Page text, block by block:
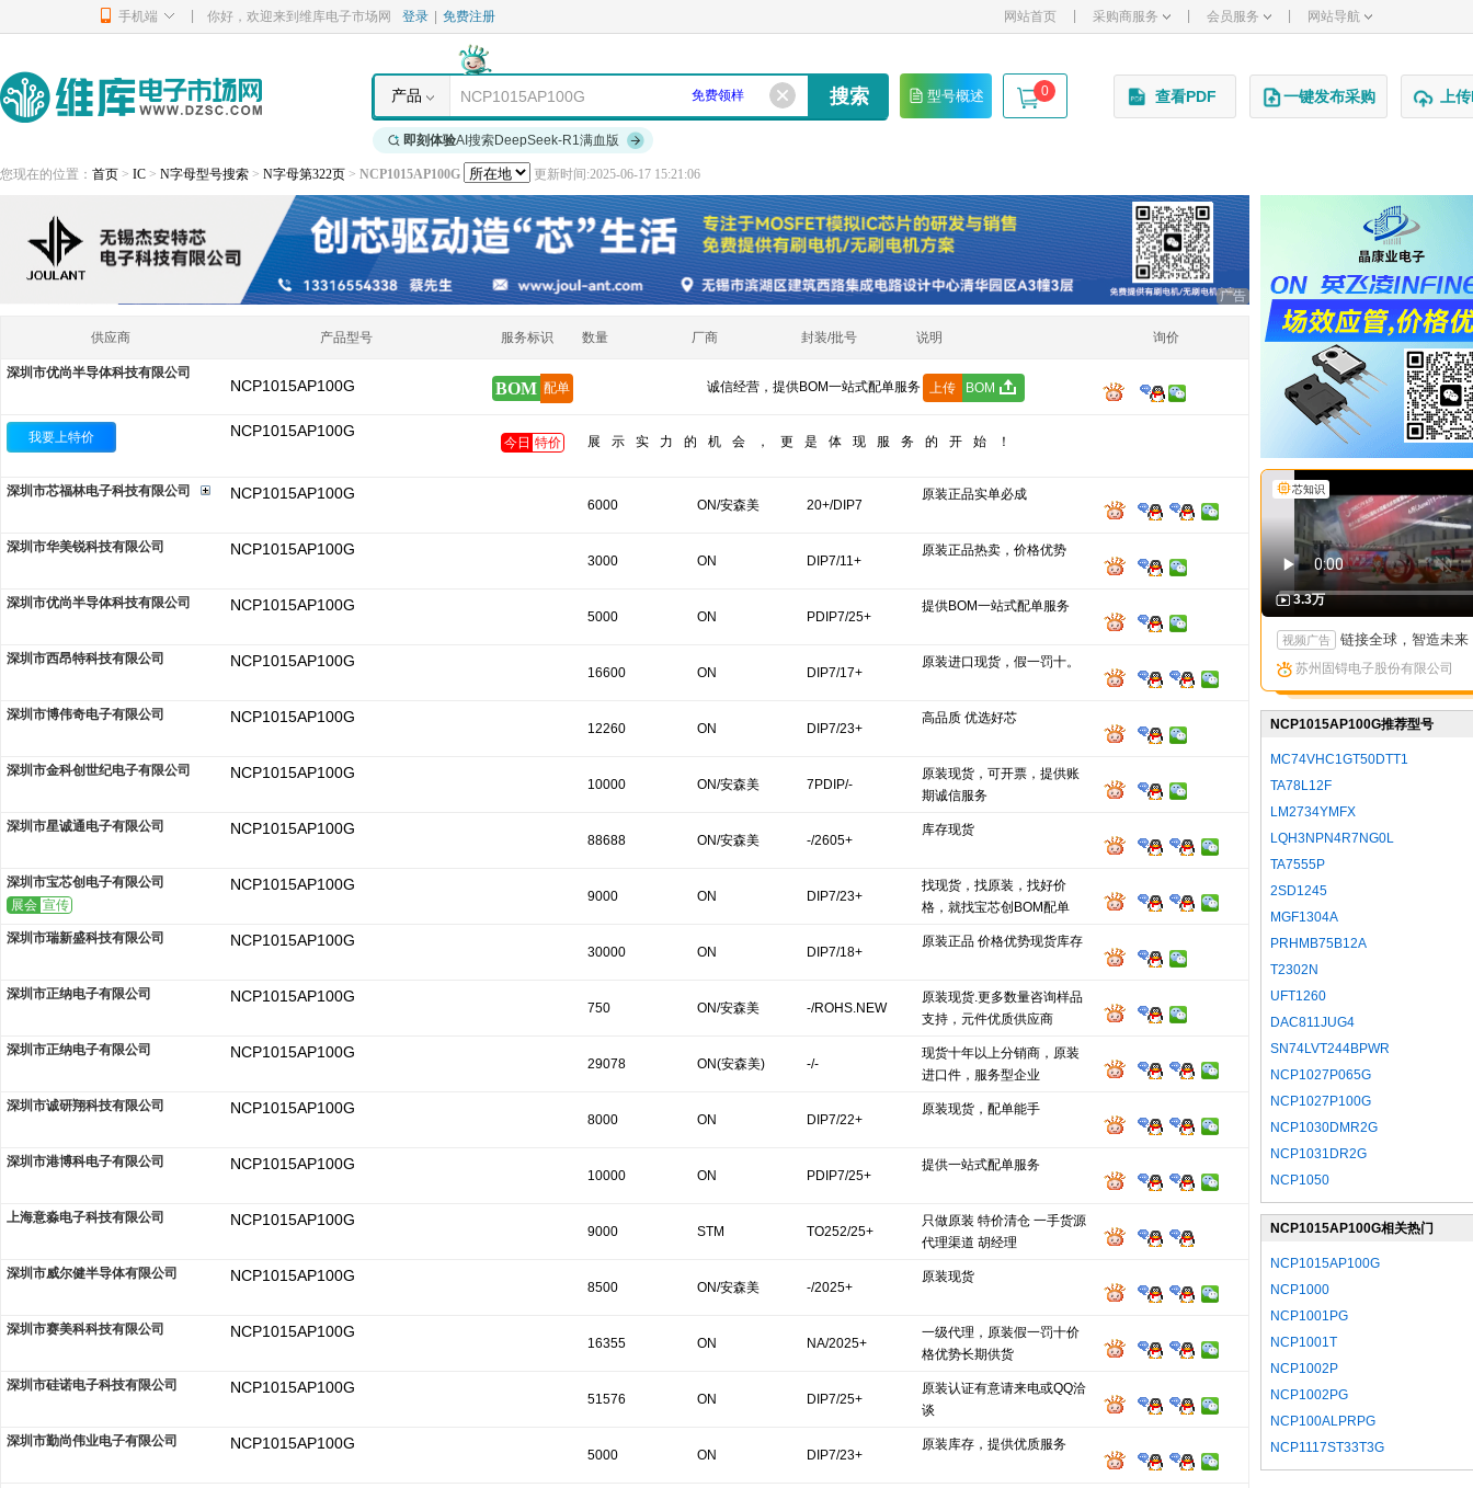
手机端 你好，欢迎来到维库电子市场网 登录 免费注册 网站首页 采购商服务 会员服务 网站导航
产品 免费领样 型号概述 0
即刻体验AI搜索DeepSeek-R1满血版
查看PDF 一键发布采购 上
您现在的位置： 首页 > IC > N字母型号搜索 > N字母第322页 > NCP1015AP100G 更新时间:2025-06-17 15:21:06
广告
供应商 产品型号 服务标识 数量 厂商 封装/批号 说明 询价
深圳市优尚半导体科技有限公司
NCP1015AP100G BOM 配单 诚信经营，提供BOM一站式配单服务 上传 BOM
我要上特价 NCP1015AP100G
今日 特价 展示实力的机会，更是体现服务的开始！
深圳市芯福林电子科技有限公司 NCP1015AP100G
6000 ON/安森美 20+/DIP7
原装正品实单必成
深圳市华美锐科技有限公司 NCP1015AP100G
3000 ON DIP7/11+
原装正品热卖，价格优势
深圳市优尚半导体科技有限公司 NCP1015AP100G
5000 ON PDIP7/25+
提供BOM一站式配单服务
深圳市西昂特科技有限公司 NCP1015AP100G
16600 ON DIP7/17+
原装进口现货，假一罚十。
深圳市博伟奇电子有限公司 NCP1015AP100G
12260 ON DIP7/23+
高品质 优选好芯
深圳市金科创世纪电子有限公司 NCP1015AP100G
10000 ON/安森美 7PDIP/-
原装现货，可开票，提供账
期诚信服务
深圳市星诚通电子有限公司
NCP1015AP100G
88688 ON/安森美 -/2605+
库存现货
深圳市宝芯创电子有限公司
展会 宣传
NCP1015AP100G
9000 ON DIP7/23+
找现货，找原装，找好价
格，就找宝芯创BOM配单
深圳市瑞新盛科技有限公司
NCP1015AP100G
30000 ON DIP7/18+
原装正品 价格优势现货库存
深圳市正纳电子有限公司 NCP1015AP100G
750 ON/安森美 -/ROHS.NEW
原装现货.更多数量咨询样品
支持，元件优质供应商
深圳市正纳电子有限公司
NCP1015AP100G
29078 ON(安森美) -/-
现货十年以上分销商，原装
进口件，服务型企业
深圳市诚研翔科技有限公司
NCP1015AP100G
8000 ON DIP7/22+
原装现货，配单能手
深圳市港博科电子有限公司 NCP1015AP100G
10000 ON PDIP7/25+
提供一站式配单服务
上海意淼电子科技有限公司 NCP1015AP100G
9000 STM TO252/25+
只做原装 特价清仓 一手货源
代理渠道 胡经理
深圳市威尔健半导体有限公司
NCP1015AP100G
8500 ON/安森美 -/2025+
原装现货
深圳市赛美科科技有限公司 NCP1015AP100G
16355 ON NA/2025+
一级代理，原装假一罚十价
格优势长期供货
深圳市硅诺电子科技有限公司
NCP1015AP100G
51576 ON DIP7/25+
原装认证有意请来电或QQ洽
谈
深圳市勤尚伟业电子有限公司
NCP1015AP100G
5000 ON DIP7/23+
原装库存，提供优质服务
芯知识
3.3万
视频广告 链接全球，智造未来：苏州固锝以创新矩阵亮相国际高端产
苏州固锝电子股份有限公司
NCP1015AP100G推荐型号
MC74VHC1GT50DTT1
TA78L12F
LM2734YMFX
LQH3NPN4R7NG0L
TA7555P
2SD1245
MGF1304A
PRHMB75B12A
T2302N
UFT1260
DAC811JUG4
SN74LVT244BPWR
NCP1027P065G
NCP1027P100G
NCP1030DMR2G
NCP1031DR2G
NCP1050
NCP1015AP100G相关热门
型号
NCP1015AP100G
NCP1000
NCP1001PG
NCP1001T
NCP1002P
NCP1002PG
NCP100ALPRPG
NCP1117ST33T3G